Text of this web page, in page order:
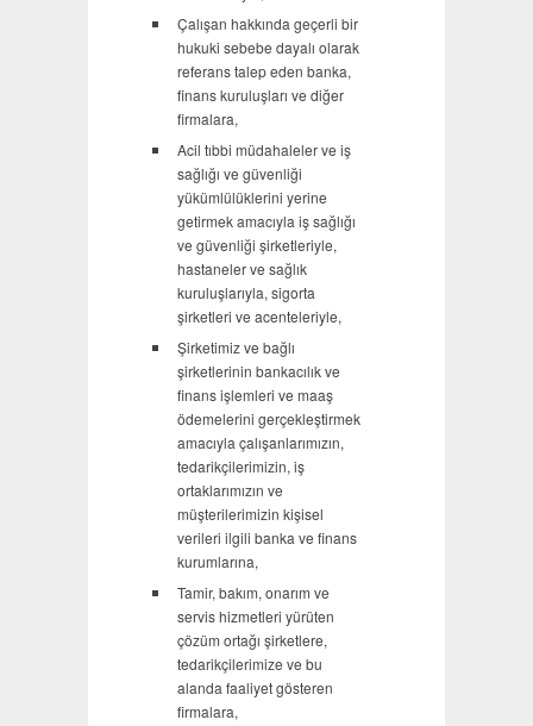
Çalışan hakkında geçerli bir
hukuki sebebe dayalı olarak
referans talep eden banka,
finans kuruluşları ve diğer
firmalara,
Acil tıbbi müdahaleler ve iş
sağlığı ve güvenliği
yükümlülüklerini yerine
getirmek amacıyla iş sağlığı
ve güvenliği şirketleriyle,
hastaneler ve sağlık
kuruluşlarıyla, sigorta
şirketleri ve acenteleriyle,
Şirketimiz ve bağlı
şirketlerinin bankacılık ve
finans işlemleri ve maaş
ödemelerini gerçekleştirmek
amacıyla çalışanlarımızın,
tedarikçilerimizin, iş
ortaklarımızın ve
müşterilerimizin kişisel
verileri ilgili banka ve finans
kurumlarına,
Tamir, bakım, onarım ve
servis hizmetleri yürüten
çözüm ortağı şirketlere,
tedarikçilerimize ve bu
alanda faaliyet gösteren
firmalara,